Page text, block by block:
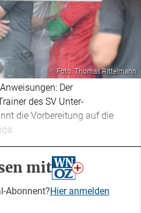
Foto: Thomas Rittelmann
Der
des SV Unter-
die Vorbereitung auf die
mit
Abonnent?Hier anmelden